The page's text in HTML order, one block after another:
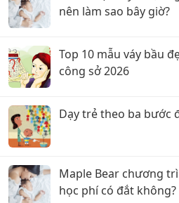
nên làm sao bây giờ?
Top 10 mẫu váy bầu
công sở 2026
Dạy trẻ theo ba bước
Maple Bear chương
học phí có đắt không?